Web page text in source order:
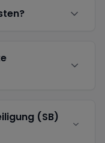
(SB)